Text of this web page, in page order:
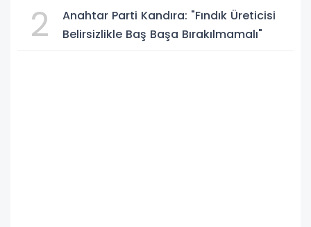
2
Anahtar Parti Kandıra: "Fındık Üreticisi
Belirsizlikle Baş Başa Bırakılmamalı"